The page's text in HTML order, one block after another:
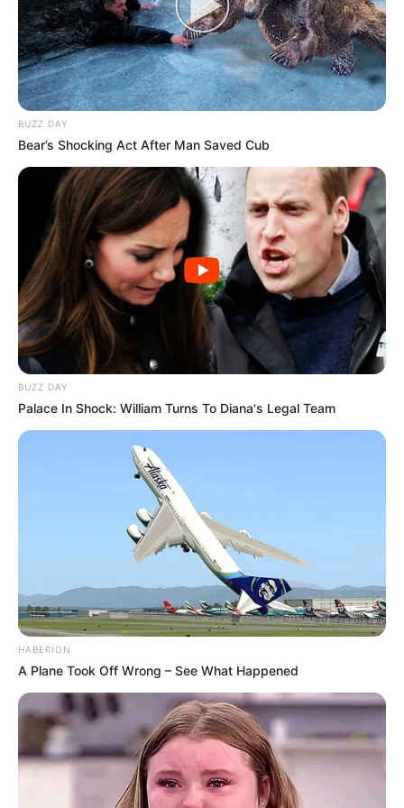
BUZZ DAY
Bear’s Shocking Act After Man Saved Cub
BUZZ DAY
Palace In Shock: William Turns To Diana's Legal Team
HABERION
A Plane Took Off Wrong – See What Happened